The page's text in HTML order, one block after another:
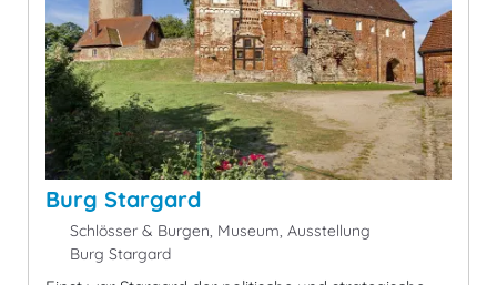
Burg Stargard
Schlösser & Burgen, Museum, Ausstellung
Burg Stargard